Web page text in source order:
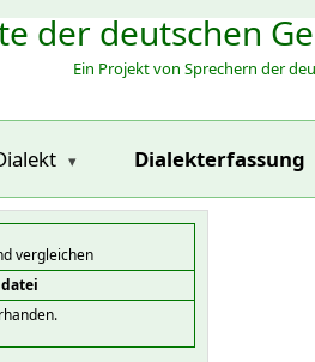
der deutschen
Ein Projekt von Sprechern der
Dialekterfassung
vergleichen